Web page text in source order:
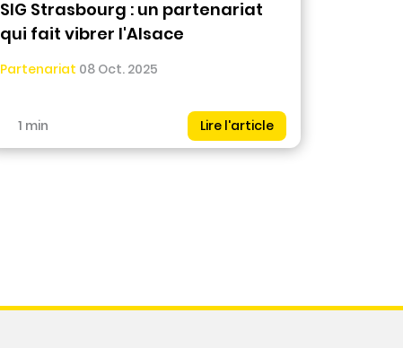
SIG Strasbourg : un partenariat
qui fait vibrer l'Alsace
Partenariat 08 Oct. 2025
1 min Lire l'article